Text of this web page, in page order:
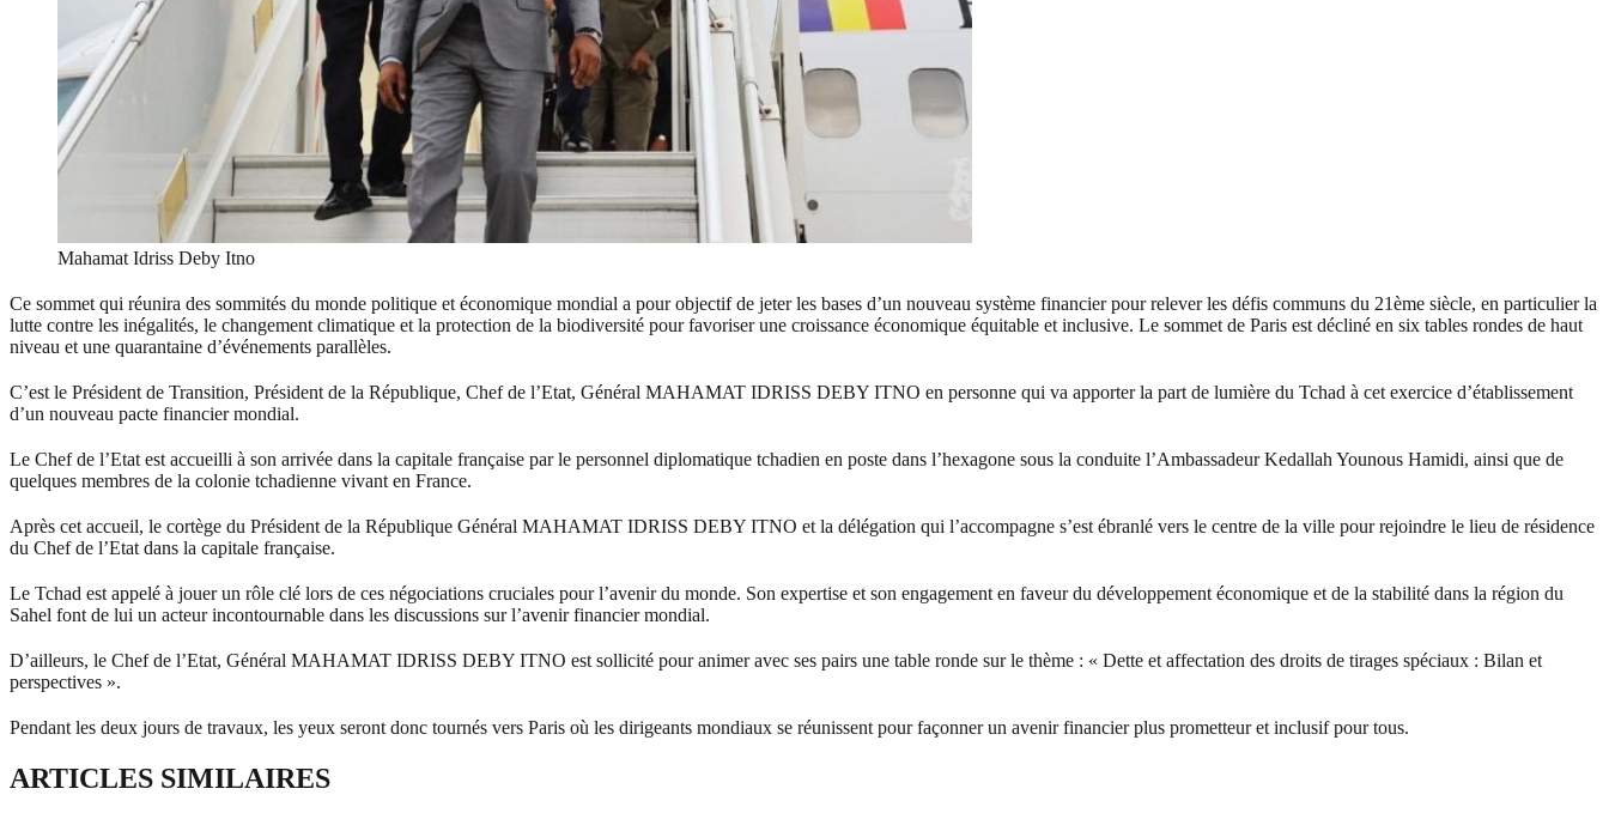
Mahamat Idriss Deby Itno
Ce sommet qui réunira des sommités du monde politique et économique mondial a pour objectif de jeter les bases d’un nouveau système financier pour relever les défis communs du 21ème siècle, en particulier la
lutte contre les inégalités, le changement climatique et la protection de la biodiversité pour favoriser une croissance économique équitable et inclusive. Le sommet de Paris est décliné en six tables rondes de haut
niveau et une quarantaine d’événements parallèles.
C’est le Président de Transition, Président de la République, Chef de l’Etat, Général MAHAMAT IDRISS DEBY ITNO en personne qui va apporter la part de lumière du Tchad à cet exercice d’établissement
d’un nouveau pacte financier mondial.
Le Chef de l’Etat est accueilli à son arrivée dans la capitale française par le personnel diplomatique tchadien en poste dans l’hexagone sous la conduite l’Ambassadeur Kedallah Younous Hamidi, ainsi que de
quelques membres de la colonie tchadienne vivant en France.
Après cet accueil, le cortège du Président de la République Général MAHAMAT IDRISS DEBY ITNO et la délégation qui l’accompagne s’est ébranlé vers le centre de la ville pour rejoindre le lieu de résidence
du Chef de l’Etat dans la capitale française.
Le Tchad est appelé à jouer un rôle clé lors de ces négociations cruciales pour l’avenir du monde. Son expertise et son engagement en faveur du développement économique et de la stabilité dans la région du
Sahel font de lui un acteur incontournable dans les discussions sur l’avenir financier mondial.
D’ailleurs, le Chef de l’Etat, Général MAHAMAT IDRISS DEBY ITNO est sollicité pour animer avec ses pairs une table ronde sur le thème : « Dette et affectation des droits de tirages spéciaux : Bilan et
perspectives ».
Pendant les deux jours de travaux, les yeux seront donc tournés vers Paris où les dirigeants mondiaux se réunissent pour façonner un avenir financier plus prometteur et inclusif pour tous.
ARTICLES SIMILAIRES